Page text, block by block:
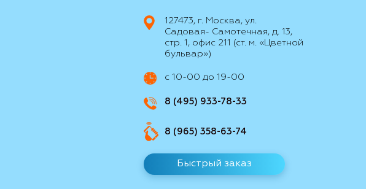
127473, г. Москва, ул.
Садовая- Самотечная, д. 13,
стр. 1, офис 211 (ст. м. «Цветной
бульвар»)
с 10-00 до 19-00
8 (495) 933-78-33
8 (965) 358-63-74
Быстрый заказ